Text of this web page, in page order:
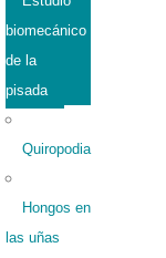
biomecánico
de la
pisada
Quiropodia
Hongos en
las uñas